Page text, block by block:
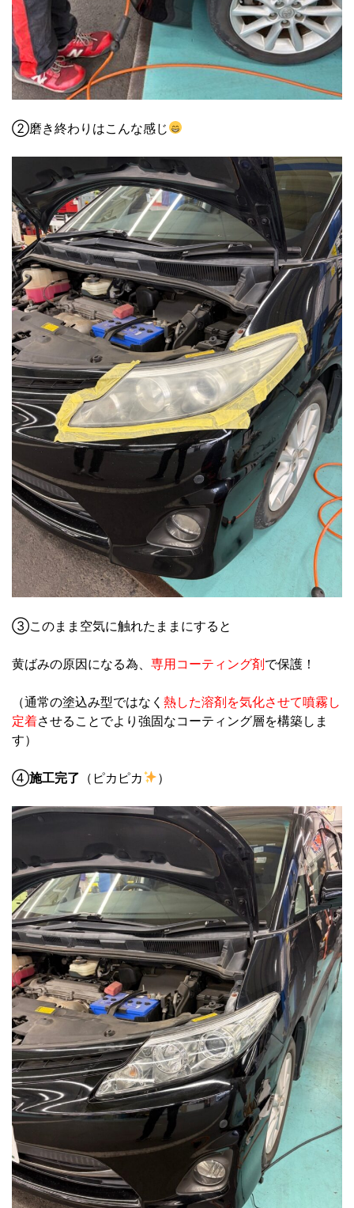
②磨き終わりはこんな感じ
③このまま空気に触れたままにすると
黄ばみの原因になる為、 専用コーティング剤で保護！
（通常の塗込み型ではなく 熱した溶剤を気化させて噴霧し
定着させることでより強固なコーティング層を構築しま
す）
④施工完了 （ピカピカ ）